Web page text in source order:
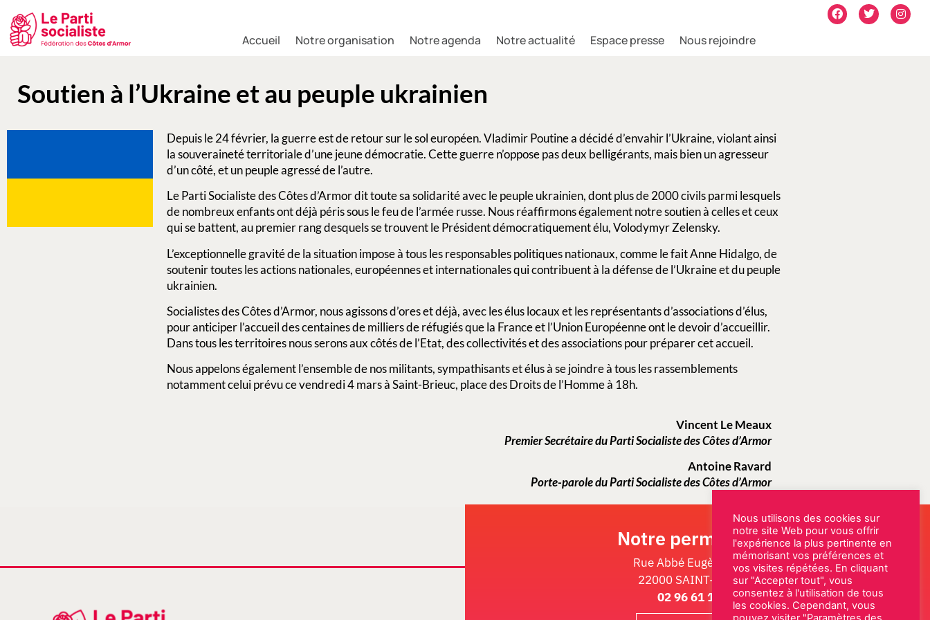
Accueil Notre organisation Notre agenda Notre actualité Espace presse Nous rejoindre
Soutien à l’Ukraine et au peuple ukrainien
Depuis le 24 février, la guerre est de retour sur le sol européen. Vladimir Poutine a décidé d’envahir l’Ukraine, violant ainsi
la souveraineté territoriale d’une jeune démocratie. Cette guerre n’oppose pas deux belligérants, mais bien un agresseur
d’un côté, et un peuple agressé de l’autre.
Le Parti Socialiste des Côtes d’Armor dit toute sa solidarité avec le peuple ukrainien, dont plus de 2000 civils parmi lesquels
de nombreux enfants ont déjà péris sous le feu de l’armée russe. Nous réaffirmons également notre soutien à celles et ceux
qui se battent, au premier rang desquels se trouvent le Président démocratiquement élu, Volodymyr Zelensky.
L’exceptionnelle gravité de la situation impose à tous les responsables politiques nationaux, comme le fait Anne Hidalgo, de
soutenir toutes les actions nationales, européennes et internationales qui contribuent à la défense de l’Ukraine et du peuple
ukrainien.
Socialistes des Côtes d’Armor, nous agissons d’ores et déjà, avec les élus locaux et les représentants d’associations d’élus,
pour anticiper l’accueil des centaines de milliers de réfugiés que la France et l’Union Européenne ont le devoir d’accueillir.
Dans tous les territoires nous serons aux côtés de l’Etat, des collectivités et des associations pour préparer cet accueil.
Nous appelons également l’ensemble de nos militants, sympathisants et élus à se joindre à tous les rassemblements
notamment celui prévu ce vendredi 4 mars à Saint-Brieuc, place des Droits de l’Homme à 18h.
Vincent Le Meaux
Premier Secrétaire du Parti Socialiste des Côtes d’Armor
Antoine Ravard
Porte-parole du Parti Socialiste des Côtes d’Armor
Notre permanence
Rue Abbé Eugène Fleury
22000 SAINT-BRIEUC
02 96 61 18 22
Nous utilisons des cookies sur
notre site Web pour vous offrir
l'expérience la plus pertinente en
mémorisant vos préférences et
vos visites répétées. En cliquant
sur "Accepter tout", vous
consentez à l'utilisation de tous
les cookies. Cependant, vous